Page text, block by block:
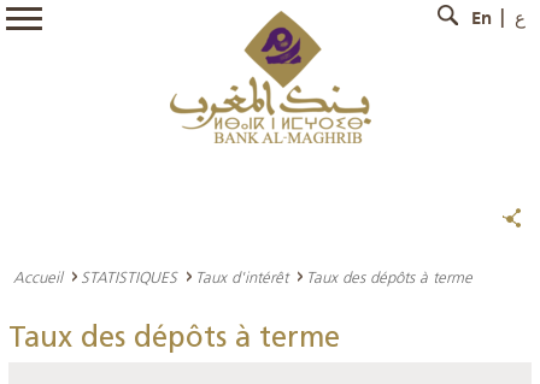
En ع
Accueil STATISTIQUES Taux d'intérêt Taux des dépôts à terme
Taux des dépôts à terme